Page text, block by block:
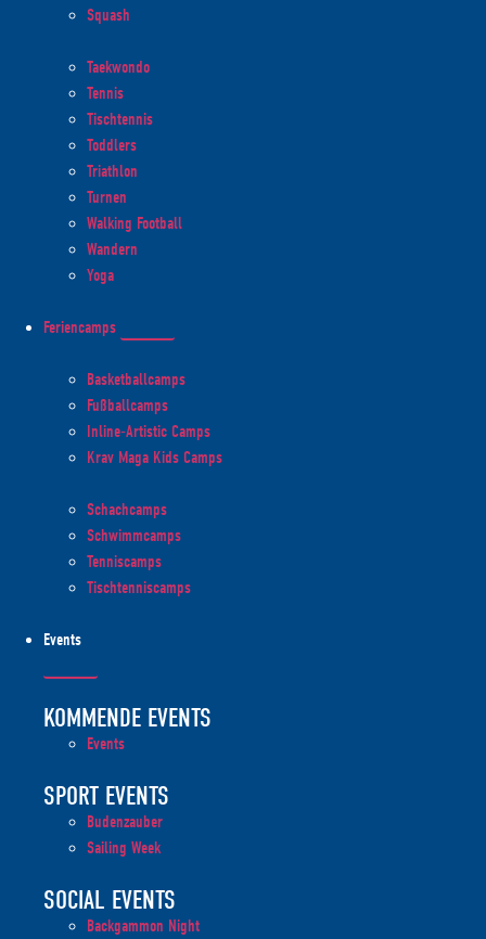
Squash
Taekwondo
Tennis
Tischtennis
Toddlers
Triathlon
Turnen
Walking Football
Wandern
Yoga
Feriencamps
Basketballcamps
Fußballcamps
Inline-Artistic Camps
Krav Maga Kids Camps
Schachcamps
Schwimmcamps
Tenniscamps
Tischtenniscamps
Events
KOMMENDE EVENTS
Events
SPORT EVENTS
Budenzauber
Sailing Week
SOCIAL EVENTS
Backgammon Night